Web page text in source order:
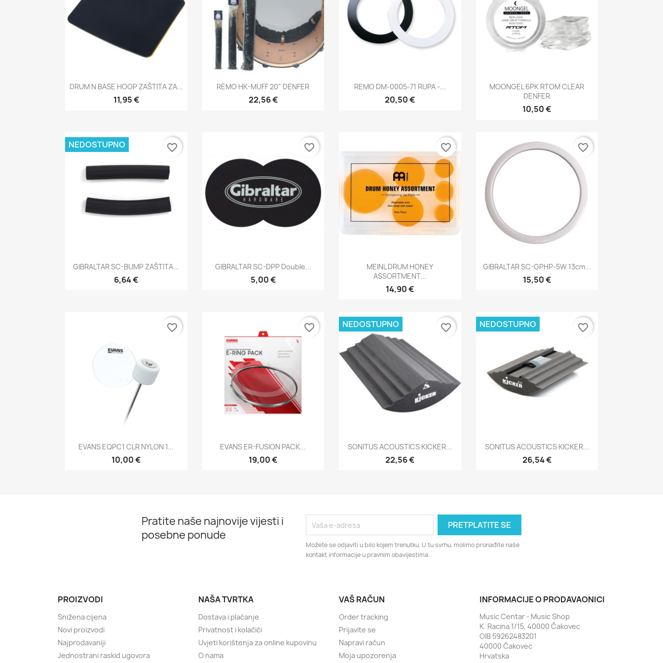
Brzi pregled
DRUM N BASE HOOP ZAŠTITA ZA...
11,95 €
Brzi pregled
REMO HK-MUFF 20" DENFER
22,56 €
Brzi pregled
REMO DM-0005-71 RUPA -...
20,50 €
Brzi pregled
MOONGEL 6PK RTOM CLEAR
DENFER
10,50 €
Brzi pregled
GIBRALTAR SC-BUMP ZAŠTITA...
6,64 €
NEDOSTUPNO favorite_border
Brzi pregled
GIBRALTAR SC-DPP Double...
5,00 €
favorite_border
Brzi pregled
MEINL DRUM HONEY
ASSORTMENT...
14,90 €
favorite_border
Brzi pregled
GIBRALTAR SC-GPHP-5W 13cm...
15,50 €
favorite_border
Brzi pregled
EVANS EQPC1 CLR NYLON 1...
10,00 €
favorite_border
Brzi pregled
EVANS ER-FUSION PACK...
19,00 €
favorite_border
Brzi pregled
SONITUS ACOUSTICS KICKER...
22,56 €
NEDOSTUPNO favorite_border
Brzi pregled
SONITUS ACOUSTICS KICKER...
26,54 €
NEDOSTUPNO favorite_border
Pratite naše najnovije vijesti i
posebne ponude
Možete se odjaviti u bilo kojem trenutku. U tu svrhu, molimo pronađite naše
kontakt informacije u pravnim obavijestima.
PROIZVODI
Snižena cijena
Novi proizvodi
Najprodavaniji
Jednostrani raskid ugovora
NAŠA TVRTKA
Dostava i plaćanje
Privatnost i kolačići
Uvjeti korištenja za online kupovinu
O nama
VAŠ RAČUN
Order tracking
Prijavite se
Napravi račun
Moja upozorenja
INFORMACIJE O PRODAVAONICI
Music Centar - Music Shop
K. Racina 1/15, 40000 Čakovec
OIB 59262483201
40000 Čakovec
Hrvatska